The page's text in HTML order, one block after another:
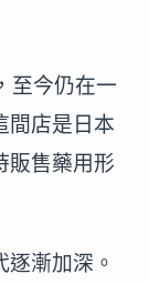
至今仍在一
間店是日本
販售藥用形
漸加深。